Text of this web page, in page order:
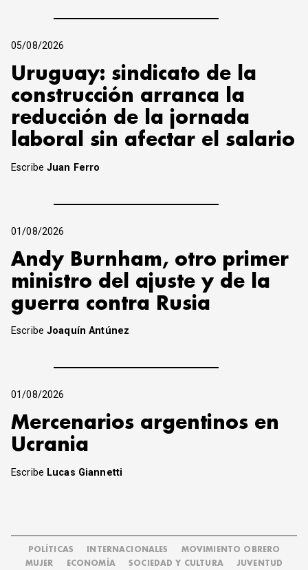
05/08/2026
Uruguay: sindicato de la
construcción arranca la
reducción de la jornada
laboral sin afectar el salario
EscribeJuan Ferro
01/08/2026
Andy Burnham, otro primer
ministro del ajuste y de la
guerra contra Rusia
EscribeJoaquín Antúnez
01/08/2026
Mercenarios argentinos en
Ucrania
Escribe Lucas Giannetti
POLÍTICAS INTERNACIONALES
MOVIMIENTO OBRERO
MUJER
ECONOMÍA SOCIEDAD Y CULTURA JUVENTUD